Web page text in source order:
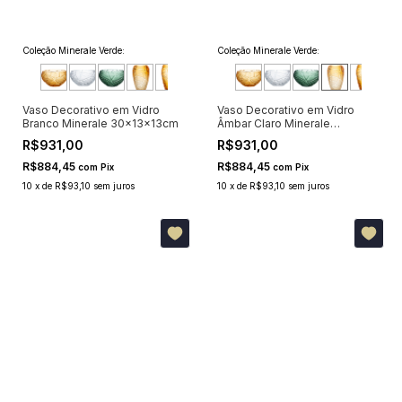
Coleção Minerale Verde:
Vaso Decorativo em Vidro
Branco Minerale 30x13x13cm
R$931,00
R$884,45 com Pix
10 x de R$93,10 sem juros
Coleção Minerale Verde:
Vaso Decorativo em Vidro
Âmbar Claro Minerale
30x13x13cm
R$931,00
R$884,45 com Pix
10 x de R$93,10 sem juros